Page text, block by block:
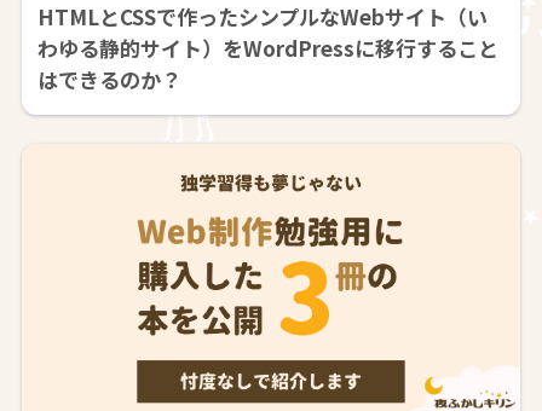
HTMLとCSSで作ったシンプルなWebサイト（い
わゆる静的サイト）をWordPressに移行すること
はできるのか？